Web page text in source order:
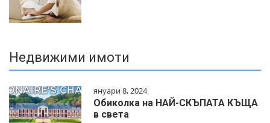
Недвижими имоти
януари 8, 2024
Обиколка на НАЙ-СКЪПАТА КЪЩА
в света